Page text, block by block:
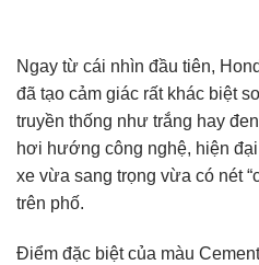
Ngay từ cái nhìn đầu tiên,
đã tạo cảm giác rất khác biệt
truyền thống như trắng hay
hơi hướng công nghệ, hiện
xe vừa sang trọng vừa có nét
trên phố.
Điểm đặc biệt của màu